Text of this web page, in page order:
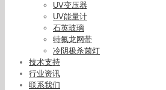
UV变压器
UV能量计
石英玻璃
特氟龙网带
冷阴极杀菌灯
技术支持
行业资讯
联系我们